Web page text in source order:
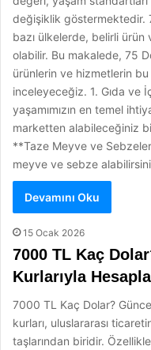
değişiklik göstermektedir.
bazı ülkelerde, belirli
olabilir. Bu makalede, 75
ürünlerin ve hizmetlerin
inceleyeceğiz. 1. Gıda ve
yaşamımızın en temel
marketten alabileceğiniz
**Taze Meyve ve
meyve ve sebze
Devamını Oku
15 Ocak 2026
7000 TL Kaç
Kurlarıyla
7000 TL Kaç Dolar?
kurları, uluslararası
taşlarından biridir.